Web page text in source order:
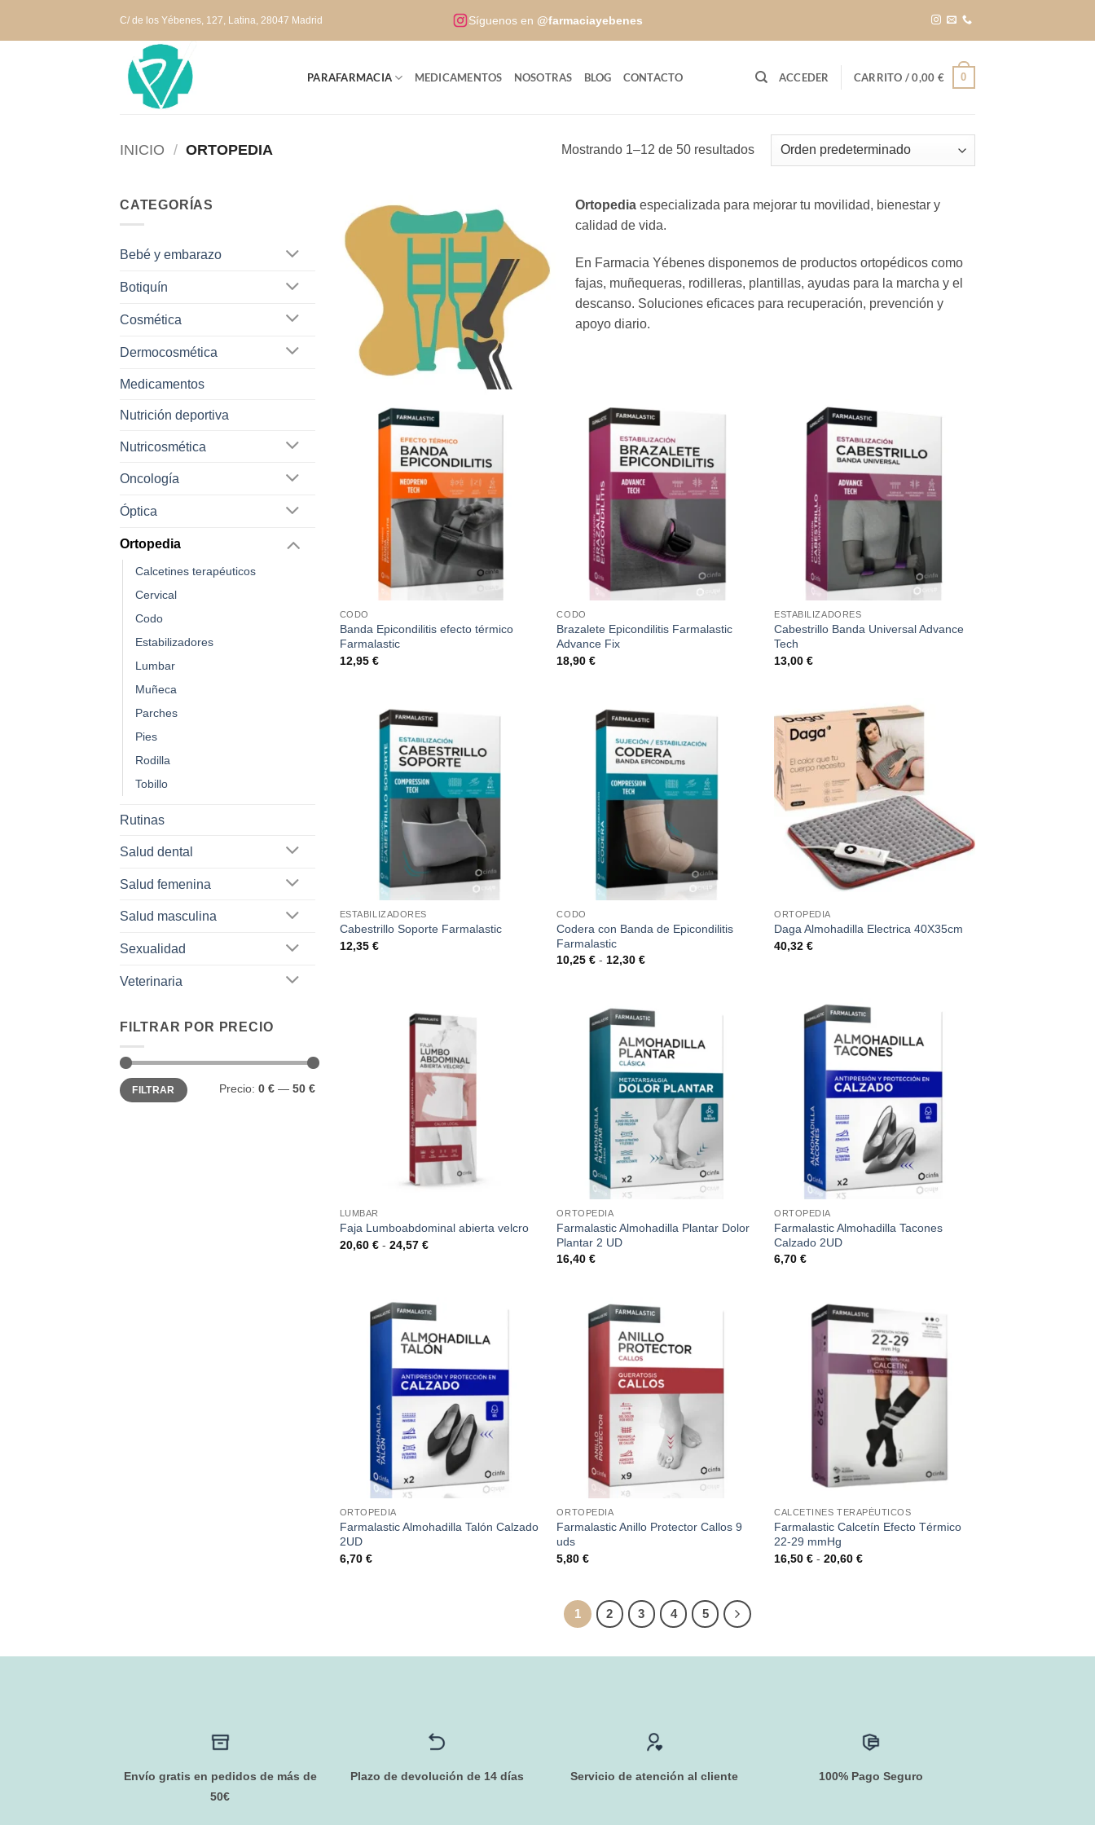
C/ de los Yébenes, 127, Latina, 28047 Madrid Síguenos en @farmaciayebenes
PARAFARMACIA MEDICAMENTOS NOSOTRAS BLOG CONTACTO ACCEDER CARRITO /0,00 € 0
INICIO / ORTOPEDIA Mostrando 1–12 de 50 resultados
CATEGORÍAS
Bebé y embarazo
Botiquín
Cosmética
Dermocosmética
Medicamentos
Nutrición deportiva
Nutricosmética
Oncología
Óptica
Ortopedia
Calcetines terapéuticos
Cervical
Codo
Estabilizadores
Lumbar
Muñeca
Parches
Pies
Rodilla
Tobillo
Rutinas
Salud dental
Salud femenina
Salud masculina
Sexualidad
Veterinaria
FILTRAR POR PRECIO
Precio
mínimo
Precio
máximo
FILTRAR Precio: 0 € — 50 €
Ortopedia especializada para mejorar tu movilidad, bienestar y
calidad de vida.
En Farmacia Yébenes disponemos de productos ortopédicos como
fajas, muñequeras, rodilleras, plantillas, ayudas para la marcha y el
descanso. Soluciones eficaces para recuperación, prevención y
apoyo diario.
CODO
Banda Epicondilitis efecto térmico
Farmalastic
12,95 €
CODO
Brazalete Epicondilitis Farmalastic
Advance Fix
18,90€
ESTABILIZADORES
Cabestrillo Banda Universal Advance
Tech
13,00€
ESTABILIZADORES
Cabestrillo Soporte Farmalastic
12,35 €
CODO
Codera con Banda de Epicondilitis
Farmalastic
10,25€ - 12,30€Rango
hasta
12,30 €
ORTOPEDIA
Daga Almohadilla Electrica 40X35cm
40,32€
LUMBAR
Faja Lumboabdominal abierta velcro
20,60 € - 24,57 €Rango
24,57 €
ORTOPEDIA
Farmalastic Almohadilla Plantar Dolor
Plantar 2 UD
16,40€
ORTOPEDIA
Farmalastic Almohadilla Tacones
Calzado 2UD
6,70€
ORTOPEDIA
Farmalastic Almohadilla Talón Calzado
2UD
6,70 €
ORTOPEDIA
Farmalastic Anillo Protector Callos 9
uds
5,80€
CALCETINES TERAPÉUTICOS
Farmalastic Calcetín Efecto Térmico
22-29 mmHg
16,50€ - 20,60€Rango
1 2 3 4 5
Envío gratis en pedidos de más de
50€
Plazo de devolución de 14 días Servicio de atención al cliente 100% Pago Seguro